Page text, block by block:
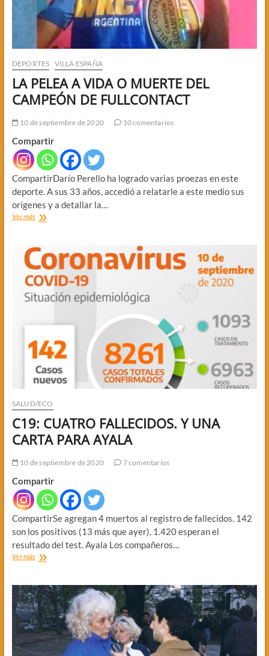
DEPORTES VILLA ESPAÑA
LA PELEA A VIDA O MUERTE DEL
CAMPEÓN DE FULLCONTACT
10 de septiembre de 2020 10 comentarios
Compartir
CompartirDarío Perello ha logrado varias proezas en este
deporte. A sus 33 años, accedió a relatarle a este medio sus
orígenes y a detallar la…
Ver másLA
VIDA
MUERTE
DEL
CAMPEÓN
DE
SALUD/ECO
C19: CUATRO FALLECIDOS. Y UNA
CARTA PARA AYALA
10 de septiembre de 2020 7 comentarios
Compartir
CompartirSe agregan 4 muertos al registro de fallecidos. 142
son los positivos (13 más que ayer), 1.420 esperan el
resultado del test. Ayala Los compañeros…
Ver másC19:
Y
UNA
CARTA
PARA
AYALA